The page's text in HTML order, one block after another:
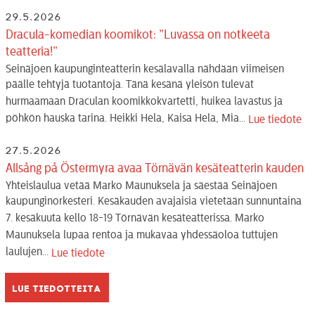
29.5.2026
Dracula-komedian koomikot: ”Luvassa on notkeeta
teatteria!”
Seinäjoen kaupunginteatterin kesälavalla nähdään viimeisen
päälle tehtyjä tuotantoja. Tänä kesänä yleisön tulevat
hurmaamaan Draculan koomikkokvartetti, huikea lavastus ja
pöhkön hauska tarina. Heikki Hela, Kaisa Hela, Mia...
Lue tiedote
27.5.2026
Allsång på Östermyra avaa Törnävän kesäteatterin kauden
Yhteislaulua vetää Marko Maunuksela ja säestää Seinäjoen
kaupunginorkesteri. Kesäkauden avajaisia vietetään sunnuntaina
7. kesäkuuta kello 18-19 Törnävän kesäteatterissa. Marko
Maunuksela lupaa rentoa ja mukavaa yhdessäoloa tuttujen
laulujen...
Lue tiedote
Lue tiedotteita